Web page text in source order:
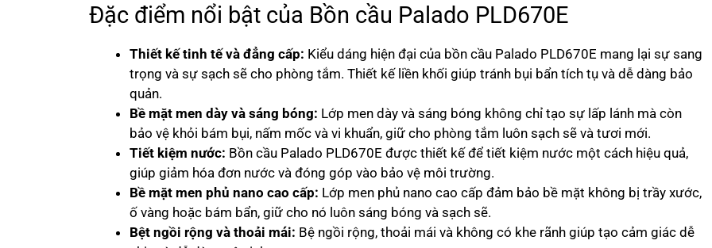
Đặc điểm nổi bật của Bồn cầu Palado PLD670E
Thiết kế tinh tế và đẳng cấp: Kiểu dáng hiện đại của bồn cầu Palado PLD670E mang lại sự sang
trọng và sự sạch sẽ cho phòng tắm. Thiết kế liền khối giúp tránh bụi bẩn tích tụ và dễ dàng bảo
quản.
Bề mặt men dày và sáng bóng: Lớp men dày và sáng bóng không chỉ tạo sự lấp lánh mà còn
bảo vệ khỏi bám bụi, nấm mốc và vi khuẩn, giữ cho phòng tắm luôn sạch sẽ và tươi mới.
Tiết kiệm nước: Bồn cầu Palado PLD670E được thiết kế để tiết kiệm nước một cách hiệu quả,
giúp giảm hóa đơn nước và đóng góp vào bảo vệ môi trường.
Bề mặt men phủ nano cao cấp: Lớp men phủ nano cao cấp đảm bảo bề mặt không bị trầy xước,
ố vàng hoặc bám bẩn, giữ cho nó luôn sáng bóng và sạch sẽ.
Bệt ngồi rộng và thoải mái: Bệ ngồi rộng, thoải mái và không có khe rãnh giúp tạo cảm giác dễ